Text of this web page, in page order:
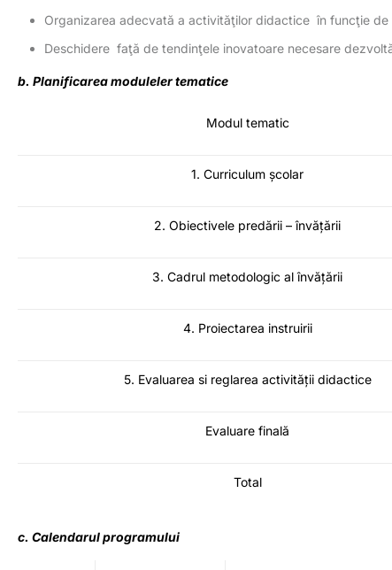
Organizarea adecvată a activităţilor didactice în funcţie de
Deschidere faţă de tendinţele inovatoare necesare
b. Planificarea moduleler tematice
Modul tematic
1. Curriculum școlar
2. Obiectivele predării – învățării
3. Cadrul metodologic al învățării
4. Proiectarea instruirii
5. Evaluarea si reglarea activității didactice
Evaluare finală
Total
c. Calendarul programului